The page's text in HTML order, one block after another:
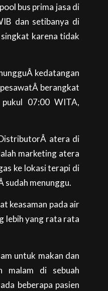
bus prima jasa di
dan setibanya di
karena tidak
kedatangan
berangkat
07:00 WITA,
atera di
marketing atera
ke lokasi terapi di
sudah menunggu.
keasaman pada air
lebih yang rata rata
untuk makan dan
malam di sebuah
beberapa pasien